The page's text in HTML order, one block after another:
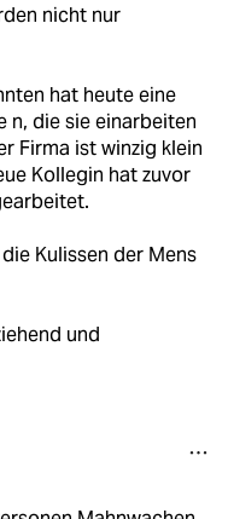
nicht nur
hat heute eine
n, die sie einarbeiten
Firma ist winzig klein
Kollegin hat zuvor
Kulissen der Mens
und